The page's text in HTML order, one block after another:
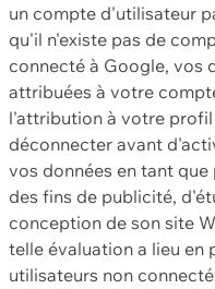
un compte d'utilisateur
qu'il n'existe pas de
connecté à Google, vos
attribuées à votre
l'attribution à votre profil
déconnecter avant
vos données en tant
des fins de publicité,
conception de son site
telle évaluation a lieu en
utilisateurs non